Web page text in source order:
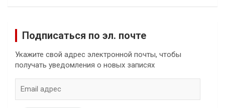
Подписаться по эл. почте
Укажите свой адрес электронной почты, чтобы
получать уведомления о новых записях
адрес